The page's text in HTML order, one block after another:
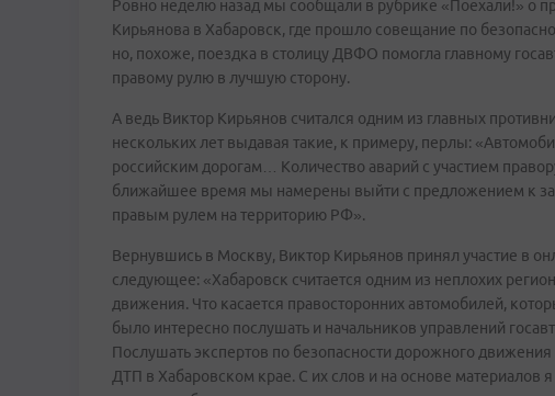
Ровно неделю назад мы сообщали в рубрике «Поехали!» о
Кирьянова в Хабаровск, где прошло совещание по
но, похоже, поездка в столицу ДВФО помогла главному
правому рулю в лучшую сторону.
А ведь Виктор Кирьянов считался одним из главных
нескольких лет выдавая такие, к примеру, перлы:
российским дорогам… Количество аварий с участием
ближайшее время мы намерены выйти с предложением к
правым рулем на территорию РФ».
Вернувшись в Москву, Виктор Кирьянов принял участие в
следующее: «Хабаровск считается одним из неплохих
движения. Что касается правосторонних автомобилей,
было интересно послушать и начальников управлений
Послушать экспертов по безопасности дорожного
ДТП в Хабаровском крае. С их слов и на основе материалов